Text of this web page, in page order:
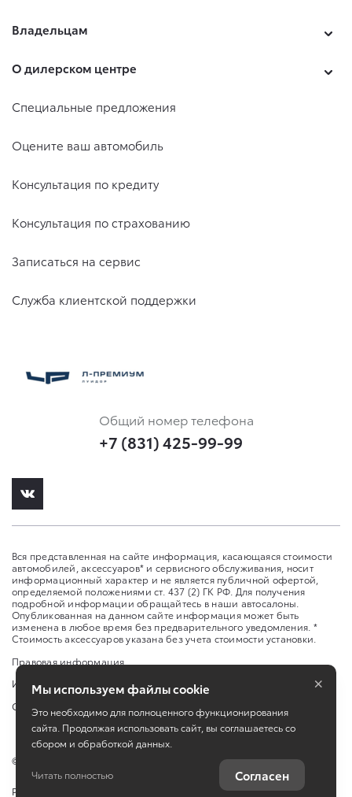
Владельцам
О дилерском центре
Специальные предложения
Оцените ваш автомобиль
Консультация по кредиту
Консультация по страхованию
Записаться на сервис
Служба клиентской поддержки
Общий номер телефона
+7 (831) 425-99-99
Вся представленная на сайте информация, касающаяся стоимости
автомобилей, аксессуаров* и сервисного обслуживания, носит
информационный характер и не является публичной офертой,
определяемой положениями ст. 437 (2) ГК РФ. Для получения
подробной информации обращайтесь в наши автосалоны.
Опубликованная на данном сайте информация может быть
изменена в любое время без предварительного уведомления. *
Стоимость аксессуаров указана без учета стоимости установки.
Правовая информация
Изменить настройку cookies
Сбросить cookie
©
Работает на технологиях
Мы используем файлы cookie
Это необходимо для полноценного функционирования
сайта. Продолжая использовать сайт, вы соглашаетесь со
сбором и обработкой данных.
Читать полностью Согласен
×